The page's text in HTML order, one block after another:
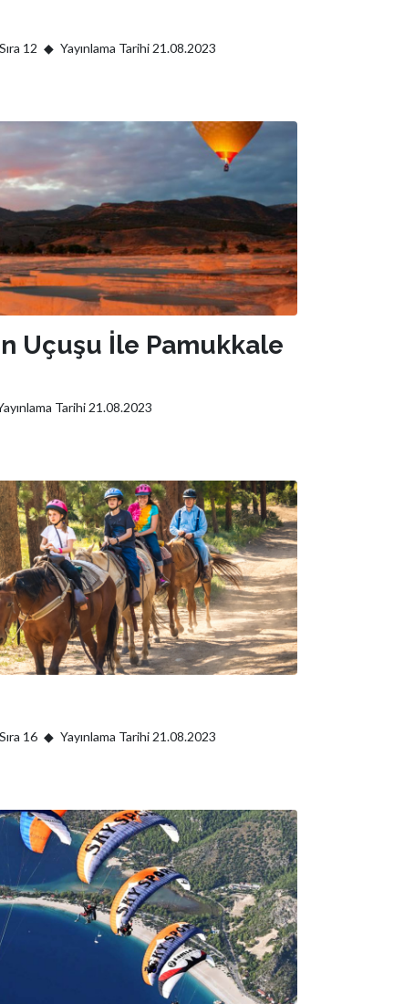
Sıra 12 Yayınlama Tarihi 21.08.2023
Uçuşu İle Pamukkale
Tarihi 21.08.2023
Sıra 16 Yayınlama Tarihi 21.08.2023